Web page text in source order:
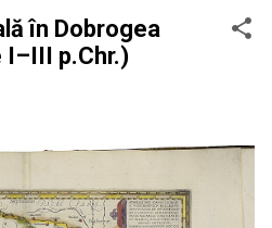
în Dobrogea
I–III p.Chr.)